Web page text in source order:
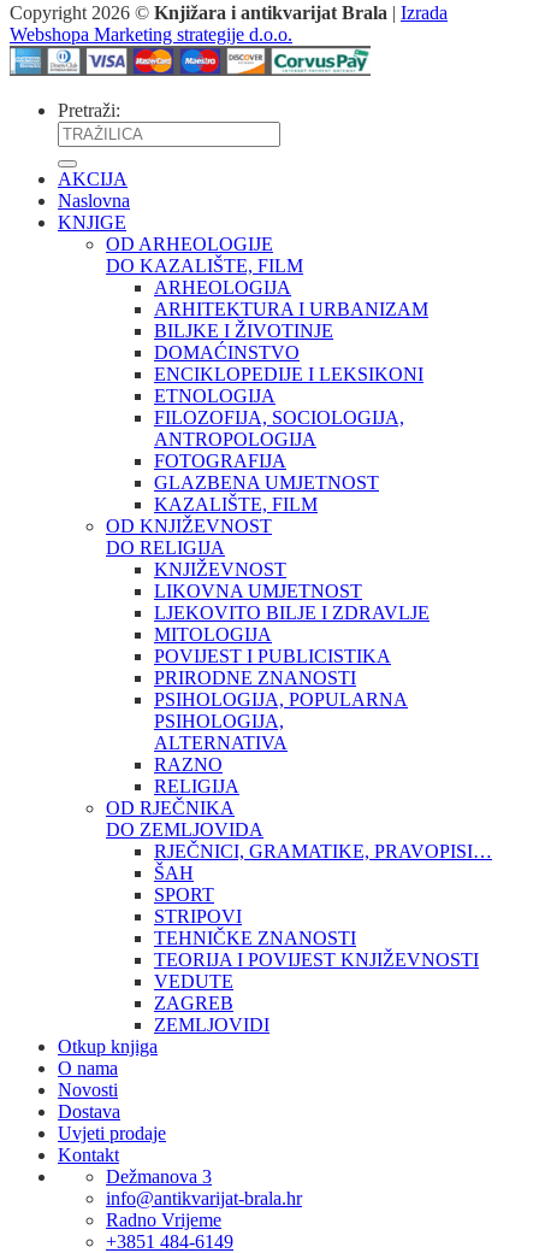
Copyright 2026 © Knjižara i antikvarijat Brala | Izrada
Webshopa Marketing strategije d.o.o.
Pretraži:
AKCIJA
Naslovna
KNJIGE
OD ARHEOLOGIJE
DO KAZALIŠTE, FILM
ARHEOLOGIJA
ARHITEKTURA I URBANIZAM
BILJKE I ŽIVOTINJE
DOMAĆINSTVO
ENCIKLOPEDIJE I LEKSIKONI
ETNOLOGIJA
FILOZOFIJA, SOCIOLOGIJA,
ANTROPOLOGIJA
FOTOGRAFIJA
GLAZBENA UMJETNOST
KAZALIŠTE, FILM
OD KNJIŽEVNOST
DO RELIGIJA
KNJIŽEVNOST
LIKOVNA UMJETNOST
LJEKOVITO BILJE I ZDRAVLJE
MITOLOGIJA
POVIJEST I PUBLICISTIKA
PRIRODNE ZNANOSTI
PSIHOLOGIJA, POPULARNA
PSIHOLOGIJA,
ALTERNATIVA
RAZNO
RELIGIJA
OD RJEČNIKA
DO ZEMLJOVIDA
RJEČNICI, GRAMATIKE, PRAVOPISI…
ŠAH
SPORT
STRIPOVI
TEHNIČKE ZNANOSTI
TEORIJA I POVIJEST KNJIŽEVNOSTI
VEDUTE
ZAGREB
ZEMLJOVIDI
Otkup knjiga
O nama
Novosti
Dostava
Uvjeti prodaje
Kontakt
Dežmanova 3
info@antikvarijat-brala.hr
Radno Vrijeme
+3851 484-6149